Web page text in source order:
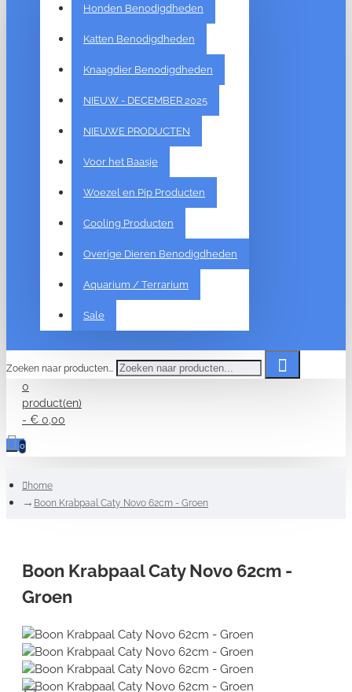
Honden Benodigdheden
Katten Benodigdheden
Knaagdier Benodigdheden
NIEUW - DECEMBER 2025
NIEUWE PRODUCTEN
Voor het Baasje
Woezel en Pip Producten
Cooling Producten
Overige Dieren Benodigdheden
Aquarium / Terrarium
Sale
Zoeken naar producten...
0
product(en)
- € 0,00
0
home
Boon Krabpaal Caty Novo 62cm - Groen
Boon Krabpaal Caty Novo 62cm -
Groen